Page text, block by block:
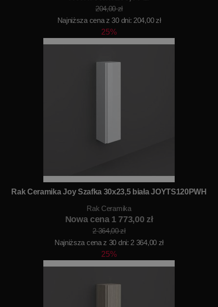
204,00 zł
Najniższa cena z 30 dni: 204,00 zł
25%
Rak Ceramika Joy Szafka 30x23,5 biała JOYTS120PWH
Rak Ceramika
Nowa cena 1 773,00 zł
2 364,00 zł
Najniższa cena z 30 dni: 2 364,00 zł
25%